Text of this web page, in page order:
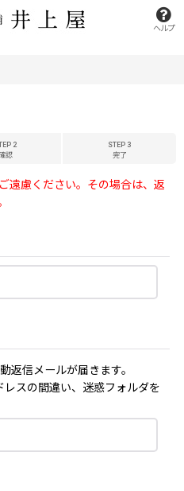
ヘルプ
2
認
STEP 3
完了
遠慮ください。その場合は、返
返信メールが届きます。
スの間違い、迷惑フォルダを